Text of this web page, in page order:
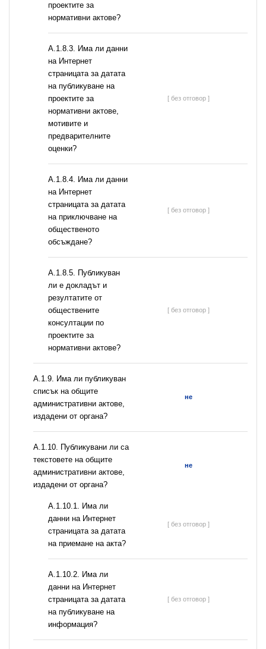
проектите за
нормативни актове?
A.1.8.3. Има ли данни
на Интернет
страницата за датата
на публикуване на
проектите за
нормативни актове,
мотивите и
предварителните
оценки?
[ без отговор ]
A.1.8.4. Има ли данни
на Интернет
страницата за датата
на приключване на
общественото
обсъждане?
[ без отговор ]
А.1.8.5. Публикуван
ли е докладът и
резултатите от
обществените
консултации по
проектите за
нормативни актове?
[ без отговор ]
А.1.9. Има ли публикуван
списък на общите
административни актове,
издадени от органа?
не
А.1.10. Публикувани ли са
текстовете на общите
административни актове,
издадени от органа?
не
A.1.10.1. Има ли
данни на Интернет
страницата за датата
на приемане на акта?
[ без отговор ]
A.1.10.2. Има ли
данни на Интернет
страницата за датата
на публикуване на
информация?
[ без отговор ]